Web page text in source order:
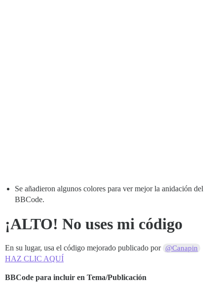
Se añadieron algunos colores para ver mejor la anidación del
BBCode.
¡ALTO! No uses mi código
En su lugar, usa el código mejorado publicado por @Canapin
HAZ CLIC AQUÍ
BBCode para incluir en Tema/Publicación